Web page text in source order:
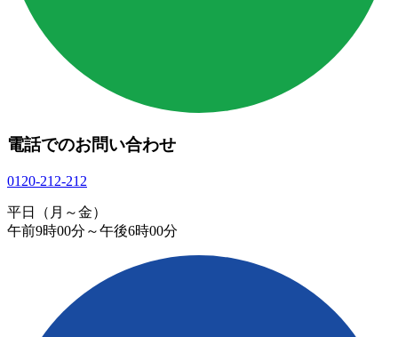
電話でのお問い合わせ
0120-212-212
平日（月～金）
午前9時00分～午後6時00分